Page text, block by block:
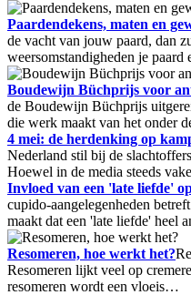
Paardendekens, maten en
de vacht van jouw paard, dan
weersomstandigheden je
Boudewijn Büchprijs voor
de Boudewijn Büchprijs
die werk maakt van het onder
4 mei: de herdenking op
Nederland stil bij de
Hoewel in de media steeds
Invloed van een 'late liefde'
cupido-aangelegenheden
maakt dat een 'late liefde' heel
Resomeren, hoe werkt het?
Resomeren lijkt veel op
resomeren wordt een vloeis…